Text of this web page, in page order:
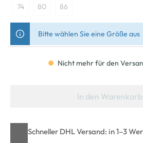
74 80 86
Bitte wählen Sie eine Größe aus
Nicht mehr für den
In den Warenkorb
Schneller DHL Versand: in 1–3